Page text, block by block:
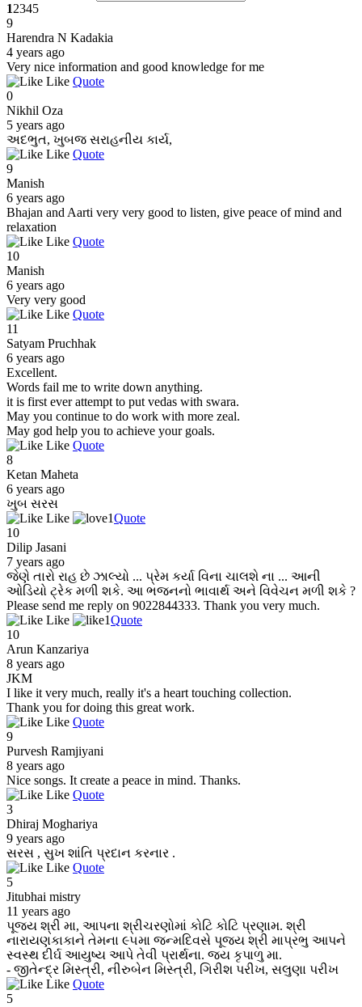
12345
9
Harendra N Kadakia
4 years ago
Very nice information and good knowledge for me
Like Quote
0
Nikhil Oza
5 years ago
અદભુત, ખુબજ સરાહનીય કાર્ય,
Like Quote
9
Manish
6 years ago
Bhajan and Aarti very very good to listen, give peace of mind and
relaxation
Like Quote
10
Manish
6 years ago
Very very good
Like Quote
11
Satyam Pruchhak
6 years ago
Excellent.
Words fail me to write down anything.
it is first ever attempt to put vedas with swara.
May you continue to do work with more zeal.
May god help you to achieve your goals.
Like Quote
8
Ketan Maheta
6 years ago
ખુબ સરસ
Like
1Quote
10
Dilip Jasani
7 years ago
જેણે તારો રાહ છે ઝાલ્યો ... પ્રેમ કર્યા વિના ચાલશે ના ... આની
ઓડિયો ટ્રેક મળી શકે. આ ભજનનો ભાવાર્થ અને વિવેચન મળી શકે ?
Please send me reply on 9022844333. Thank you very much.
Like
1Quote
10
Arun Kanzariya
8 years ago
JKM
I like it very much, really it's a heart touching collection.
Thank you for doing this great work.
Like Quote
9
Purvesh Ramjiyani
8 years ago
Nice songs. It create a peace in mind. Thanks.
Like Quote
3
Dhiraj Moghariya
9 years ago
સરસ , સુખ શાંતિ પ્રદાન કરનાર .
Like Quote
5
Jitubhai mistry
11 years ago
પૂજ્ય શ્રી મા, આપના શ્રીચરણોમાં કોટિ કોટિ પ્રણામ. શ્રી
નારાયણકાકાને તેમના ૯૫મા જન્મદિવસે પૂજ્ય શ્રી માપ્રભુ આપને
સ્વસ્થ દીર્ઘ આયુષ્ય આપે તેવી પ્રાર્થના. જય કૃપાળુ મા.
- જીતેન્દ્ર મિસ્ત્રી, નીરુબેન મિસ્ત્રી, ગિરીશ પરીખ, સલુણા પરીખ
Like Quote
5